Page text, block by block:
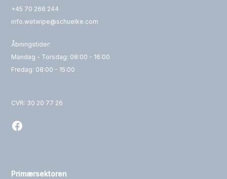
+45 70 266 244
info.wetwipe@schuelke.com
Åbningstider:
Mandag - Torsdag: 08:00 - 16:00
Fredag: 08:00 - 15:00
CVR: 30 20 77 26
Primærsektoren